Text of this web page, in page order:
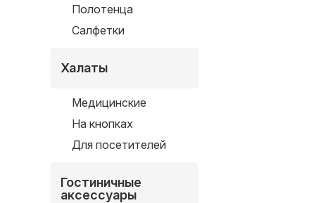
Полотенца
Салфетки
Халаты
Медицинские
На кнопках
Для посетителей
Гостиничные
аксессуары